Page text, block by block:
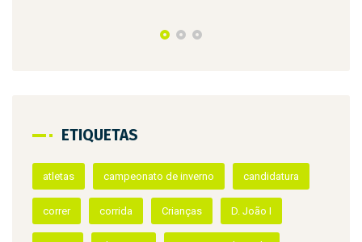
D. Teresa
atletas campeonato de inverno candidatura
correr corrida Crianças D. João I